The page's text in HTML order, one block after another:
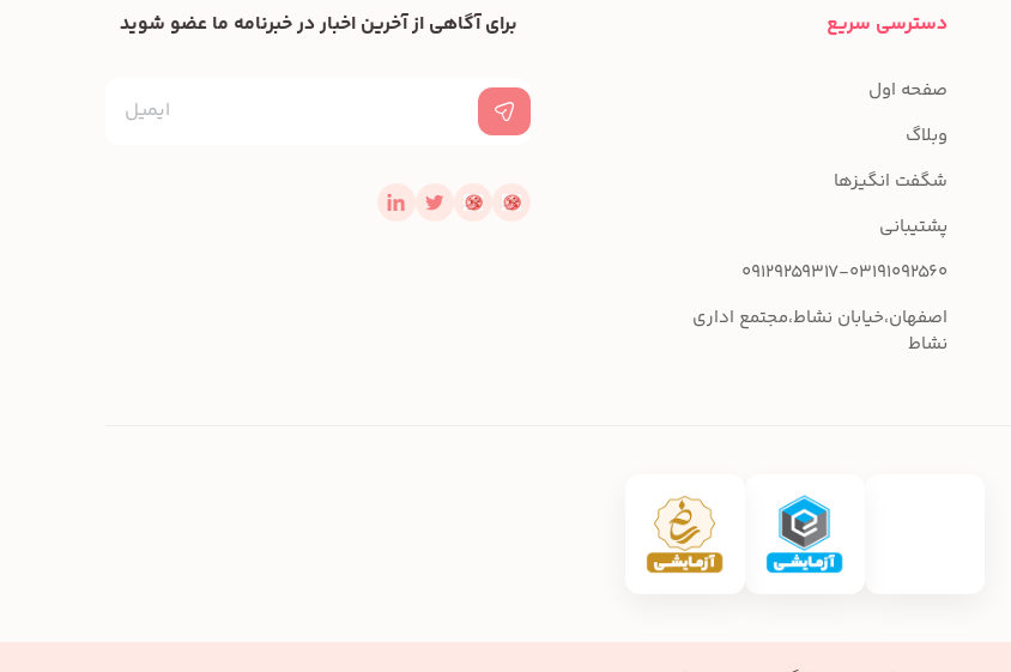
دسترسی سریع
صفحه اول
وبلاگ
شگفت انگیزها
پشتیبانی
09129259317-03191092560
اصفهان،خیابان نشاط،مجتمع اداری
نشاط
برای آگاهی از آخرین اخبار در خبرنامه ما عضو شوید